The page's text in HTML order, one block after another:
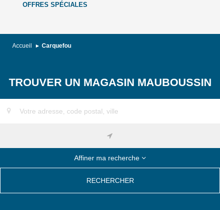
OFFRES SPÉCIALES
Accueil Carquefou
TROUVER UN MAGASIN MAUBOUSSIN
Affiner ma recherche
RECHERCHER